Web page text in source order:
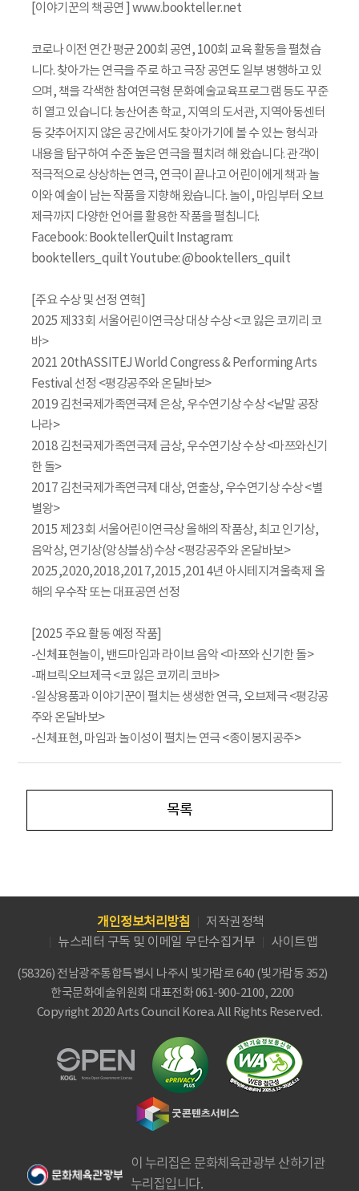
[이야기꾼의 책공연 ] www.bookteller.net
코로나 이전 연간 평균 200회 공연, 100회 교육 활동을 펼쳤습
니다. 찾아가는 연극을 주로 하고 극장 공연도 일부 병행하고 있
으며, 책을 각색한 참여연극형 문화예술교육프로그램 등도 꾸준
히 열고 있습니다. 농산어촌 학교, 지역의 도서관, 지역아동센터
등 갖추어지지 않은 공간에서도 찾아가기에 볼 수 있는 형식과
내용을 탐구하여 수준 높은 연극을 펼치려 해 왔습니다. 관객이
적극적으로 상상하는 연극, 연극이 끝나고 어린이에게 책과 놀
이와 예술이 남는 작품을 지향해 왔습니다. 놀이, 마임부터 오브
제극까지 다양한 언어를 활용한 작품을 펼칩니다.
Facebook: BooktellerQuilt Instagram:
booktellers_quilt Youtube: @booktellers_quilt
[주요 수상 및 선정 연혁]
2025 제33회 서울어린이연극상 대상 수상 <코 잃은 코끼리 코
바>
2021 20thASSITEJ World Congress & Performing Arts
Festival 선정 <평강공주와 온달바보>
2019 김천국제가족연극제 은상, 우수연기상 수상 <낱말 공장
나라>
2018 김천국제가족연극제 금상, 우수연기상 수상 <마쯔와신기
한 돌>
2017 김천국제가족연극제 대상, 연출상, 우수연기상 수상 <별
별왕>
2015 제23회 서울어린이연극상 올해의 작품상, 최고 인기상,
음악상, 연기상(앙상블상)수상 <평강공주와 온달바보>
2025,2020,2018,2017,2015,2014년 아시테지겨울축제 올
해의 우수작 또는 대표공연 선정
[2025 주요 활동 예정 작품]
-신체표현놀이, 밴드마임과 라이브 음악 <마쯔와 신기한 돌>
-패브릭오브제극 <코 잃은 코끼리 코바>
-일상용품과 이야기꾼이 펼치는 생생한 연극, 오브제극 <평강공
주와 온달바보>
-신체표현, 마임과 놀이성이 펼치는 연극 <종이봉지공주>
목록
개인정보처리방침
저작권정책
뉴스레터 구독 및 이메일 무단수집거부
사이트맵
(58326) 전남광주통합특별시 나주시 빛가람로 640 (빛가람동 352)
한국문화예술위원회 대표전화 061-900-2100, 2200
Copyright 2020 Arts Council Korea. All Rights Reserved.
이 누리집은 문화체육관광부 산하기관
누리집입니다.